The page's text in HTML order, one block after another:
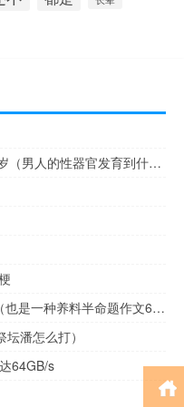
性器官发育的主要时期大约从岁到岁（男人的性器官发育到什么时候）
什么也是一种养料作文600字作文（也是一种养料半命题作文600字）
潘怎么打）
64GB/s